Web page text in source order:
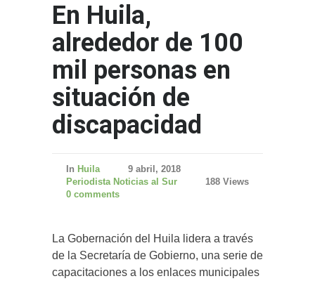
En Huila,
alrededor de 100
mil personas en
situación de
discapacidad
In Huila
9 abril, 2018
Periodista Noticias al Sur
188 Views
0 comments
La Gobernación del Huila lidera a través
de la Secretaría de Gobierno, una serie de
capacitaciones a los enlaces municipales